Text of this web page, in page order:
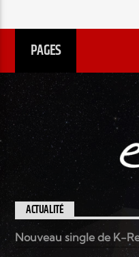
PAGES
ACTUALITÉ
Nouveau single de K-